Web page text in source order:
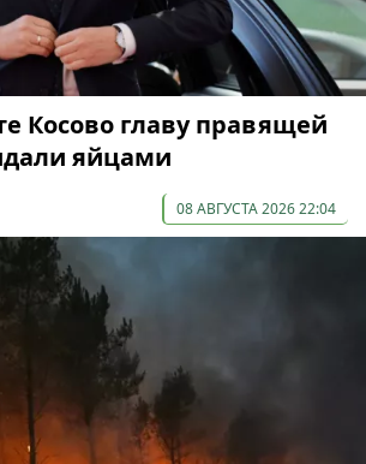
Косово главу правящей
яйцами
08 АВГУСТА 2026 22:04